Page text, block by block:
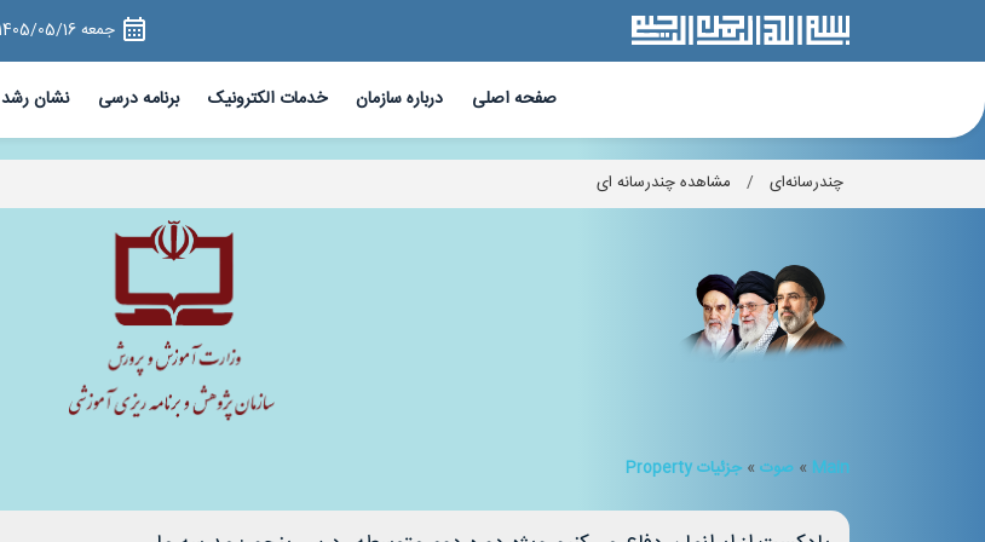
جمعه 1405/05/16 ساعت 18:29
صفحه اصلی درباره سازمان خدمات الکترونیک برنامه درسی نشان رشد
چندرسانه‌ای / مشاهده چندرسانه ای
Main
» صوت» جزئیات Property